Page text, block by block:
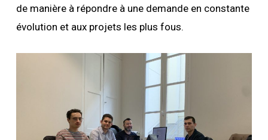
de manière à répondre à une demande en constante
évolution et aux projets les plus fous.